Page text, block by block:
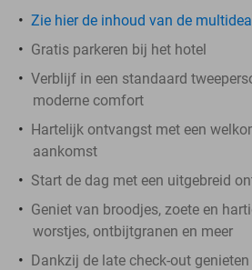
Zie hier de inhoud van de
Gratis parkeren bij het hotel
Verblijf in een standaard
moderne comfort
Hartelijk ontvangst met een
aankomst
Start de dag met een uitgebreid
Geniet van broodjes, zoete en
worstjes, ontbijtgranen en meer
Dankzij de late check-out